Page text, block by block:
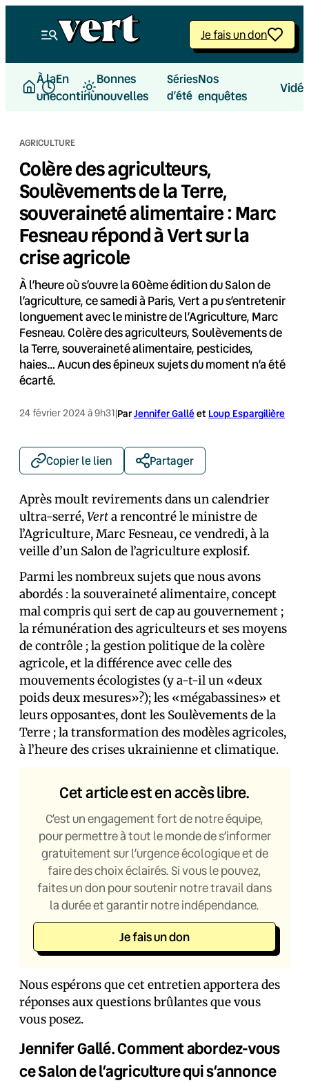
Je fais un don
À la
une
En
continu
Bonnes
nouvelles
Séries
d’été
Nos
enquêtes
AGRICULTURE
Colère des agriculteurs,
Soulèvements de la Terre,
souveraineté alimentaire : Marc
Fesneau répond à Vert sur la
crise agricole
À l’heure où s’ouvre la 60ème édition du Salon de
l’agriculture, ce samedi à Paris, Vert a pu s’entretenir
longuement avec le ministre de l’Agriculture, Marc
Fesneau. Colère des agriculteurs, Soulèvements de
la Terre, souveraineté alimentaire, pesticides,
haies… Aucun des épineux sujets du moment n’a été
écarté.
24 février 2024 à 9h31|ParJennifer Galléet Loup Espargilière
Copier le lien Partager
Après moult revirements dans un calendrier
ultra-serré,Verta rencontré le ministre de
l’Agriculture, Marc Fesneau, ce vendredi, à la
veille d’un Salon de l’agriculture explosif.
Parmi les nombreux sujets que nous avons
abordés : la souveraineté alimentaire, concept
mal compris qui sert de cap au gouvernement ;
la rémunération des agriculteurs et ses moyens
de contrôle ; la gestion politique de la colère
agricole, et la différence avec celle des
mouvements écologistes (y a-t-il un «deux
poids deux mesures»?); les «mégabassines» et
leurs opposant·es, dont les Soulèvements de la
Terre ; la transformation des modèles agricoles,
à l’heure des crises ukrainienne et climatique.
Cet article est en accès libre.
C’est un engagement fort de notre équipe,
pour permettre à tout le monde de s’informer
gratuitement sur l’urgence écologique et de
faire des choix éclairés. Si vous le pouvez,
faites un don pour soutenir notre travail dans
la durée et garantir notre indépendance.
Je fais un don
Nous espérons que cet entretien apportera des
réponses aux questions brûlantes que vous
vous posez.
Jennifer Gallé.Comment abordez-vous
ce Salon de l’agriculture qui s’annonce